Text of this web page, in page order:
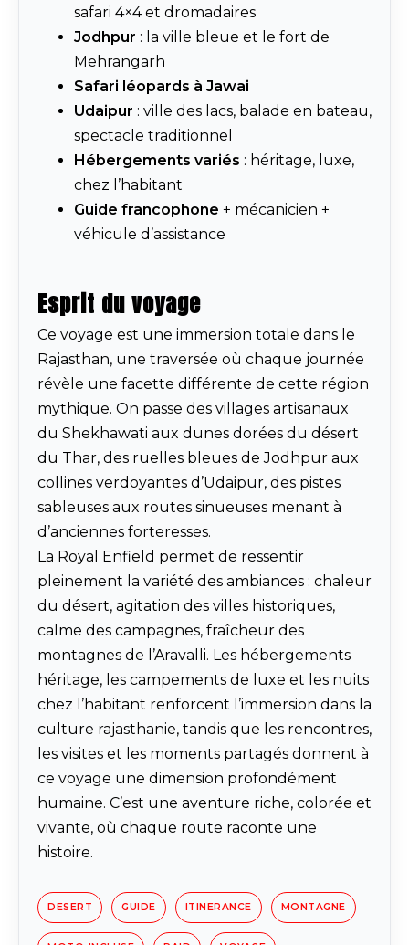
safari 4×4 et dromadaires
Jodhpur : la ville bleue et le fort de
Mehrangarh
Safari léopards à Jawai
Udaipur : ville des lacs, balade en bateau,
spectacle traditionnel
Hébergements variés : héritage, luxe,
chez l’habitant
Guide francophone + mécanicien +
véhicule d’assistance
Esprit du voyage
Ce voyage est une immersion totale dans le
Rajasthan, une traversée où chaque journée
révèle une facette différente de cette région
mythique. On passe des villages artisanaux
du Shekhawati aux dunes dorées du désert
du Thar, des ruelles bleues de Jodhpur aux
collines verdoyantes d’Udaipur, des pistes
sableuses aux routes sinueuses menant à
d’anciennes forteresses.
La Royal Enfield permet de ressentir
pleinement la variété des ambiances : chaleur
du désert, agitation des villes historiques,
calme des campagnes, fraîcheur des
montagnes de l’Aravalli. Les hébergements
héritage, les campements de luxe et les nuits
chez l’habitant renforcent l’immersion dans la
culture rajasthanie, tandis que les rencontres,
les visites et les moments partagés donnent à
ce voyage une dimension profondément
humaine. C’est une aventure riche, colorée et
vivante, où chaque route raconte une
histoire.
DESERT GUIDE ITINERANCE MONTAGNE